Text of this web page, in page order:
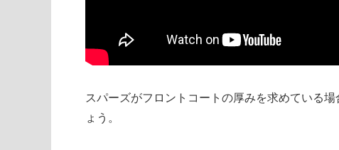
スパーズがフロントコートの厚みを求めている
ょう。